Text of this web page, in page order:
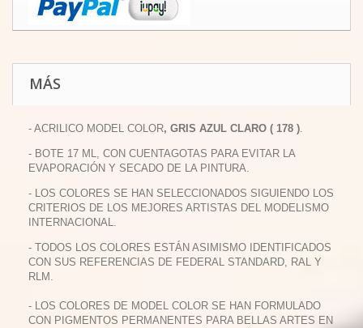
MÁS
- ACRILICO MODEL COLOR, GRIS AZUL CLARO ( 178 ).
- BOTE 17 ML, CON CUENTAGOTAS PARA EVITAR LA
EVAPORACIÓN Y SECADO DE LA PINTURA.
- LOS COLORES SE HAN SELECCIONADOS SIGUIENDO LOS
CRITERIOS DE LOS MEJORES ARTISTAS DEL MODELISMO
INTERNACIONAL.
- TODOS LOS COLORES ESTÁN ASIMISMO IDENTIFICADOS
CON SUS REFERENCIAS DE FEDERAL STANDARD, RAL Y
RLM.
- LOS COLORES DE MODEL COLOR SE HAN FORMULADO
CON PIGMENTOS PERMANENTES PARA BELLAS ARTES EN